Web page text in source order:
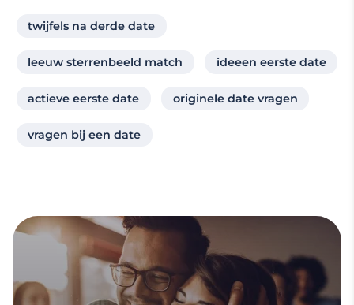
twijfels na derde date
leeuw sterrenbeeld match ideeen eerste date
actieve eerste date originele date vragen
vragen bij een date